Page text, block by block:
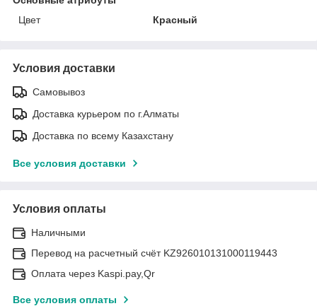
Цвет
Красный
Условия доставки
Самовывоз
Доставка курьером по г.Алматы
Доставка по всему Казахстану
Все условия доставки
Условия оплаты
Наличными
Перевод на расчетный счёт KZ926010131000119443
Оплата через Kaspi.pay,Qr
Все условия оплаты